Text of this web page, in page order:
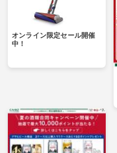
オンライン限定セール開催
中！